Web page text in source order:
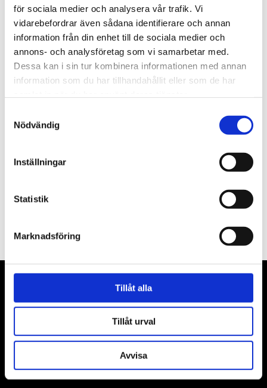
för sociala medier och analysera vår trafik. Vi
vidarebefordrar även sådana identifierare och annan
information från din enhet till de sociala medier och
annons- och analysföretag som vi samarbetar med.
Dessa kan i sin tur kombinera informationen med annan
information som du har tillhandahållit eller som de har
Nödvändig
Inställningar
Statistik
Marknadsföring
Tillåt alla
Tillåt urval
Avvisa
st Lägg i varukorgen
Adress: Elementvägen 7, 702 27 Örebro
Undrar du över något?